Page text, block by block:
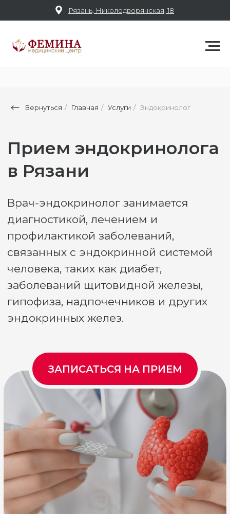
Рязань, Николодворянская, 18
Вернуться / Главная / Услуги / Эндокринолог
Прием эндокринолога
Врач-эндокринолог занимается
диагностикой, лечением и
профилактикой заболеваний,
заболеваний щитовидной железы,
гипофиза, надпочечников и других
эндокринных желез.